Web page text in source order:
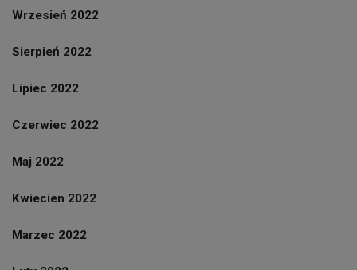
Wrzesień 2022
Sierpień 2022
Lipiec 2022
Czerwiec 2022
Maj 2022
Kwiecien 2022
Marzec 2022